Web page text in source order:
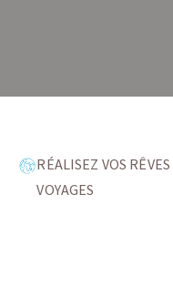
RÉALISEZ VOS
VOYAGES